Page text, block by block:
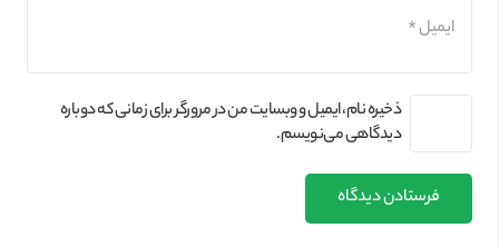
ذخیره نام، ایمیل و وبسایت من در مرورگر برای زمانی که دوباره
دیدگاهی می‌نویسم.
فرستادن دیدگاه